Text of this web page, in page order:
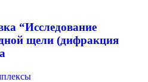
“Исследование
щели (дифракция